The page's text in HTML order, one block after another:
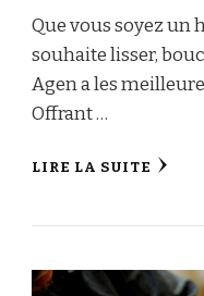
Que vous soyez
souhaite lisser,
Agen a les
Offrant …
LIRE LA SUITE